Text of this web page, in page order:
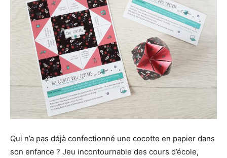
Qui n’a pas déjà confectionné une cocotte en papier dans
son enfance ? Jeu incontournable des cours d’école,